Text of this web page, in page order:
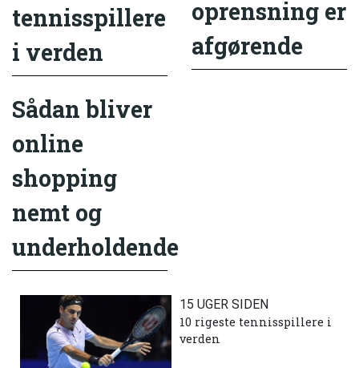
tennisspillere
i verden
oprensning er
afgørende
Sådan bliver
online
shopping
nemt og
underholdende
15 UGER SIDEN
10 rigeste tennisspillere i
verden